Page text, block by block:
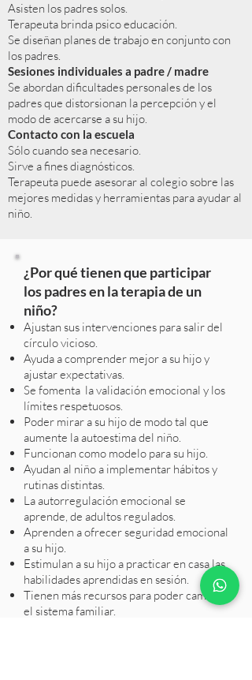
Asisten los padres solos.
Terapeuta brinda psico educación.
Se diseñan planes de trabajo en conjunto con
los padres.
Sesiones individuales a padre / madre
Se abordan dificultades personales de los
padres que distorsionan la percepción y el
modo de acercarse a su hijo.
Contacto con la escuela
Sólo cuando sea necesario.
Sirve a fines diagnósticos.
Terapeuta puede asesorar al colegio sobre las
mejores medidas y herramientas para ayudar al
niño.
¿Por qué tienen que participar
los padres en la terapia de un
niño?
Ajustan sus intervenciones para salir del
círculo vicioso.
Ayuda a comprender mejor a su hijo y
ajustar expectativas.
Se fomenta la validación emocional y los
límites respetuosos.
Poder mirar a su hijo de modo tal que
aumente la autoestima del niño.
Funcionan como modelo para su hijo.
Ayudan al niño a implementar hábitos y
rutinas distintas.
La autorregulación emocional se
aprende, de adultos regulados.
Aprenden a ofrecer seguridad emocional
a su hijo.
Estimulan a su hijo a practicar en casa las
habilidades aprendidas en sesión.
Tienen más recursos para poder cambiar
el sistema familiar.